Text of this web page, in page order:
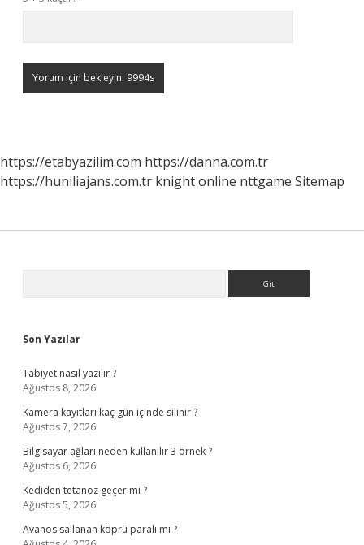
https://etabyazilim.com https://danna.com.tr
https://huniliajans.com.tr knight online nttgame Sitemap
Son Yazılar
Tabiyet nasıl yazılır ?
Ağustos 8, 2026
Kamera kayıtları kaç gün içinde silinir ?
Ağustos 7, 2026
Bilgisayar ağları neden kullanılır 3 örnek ?
Ağustos 6, 2026
Kediden tetanoz geçer mi ?
Ağustos 5, 2026
Avanos sallanan köprü paralı mı ?